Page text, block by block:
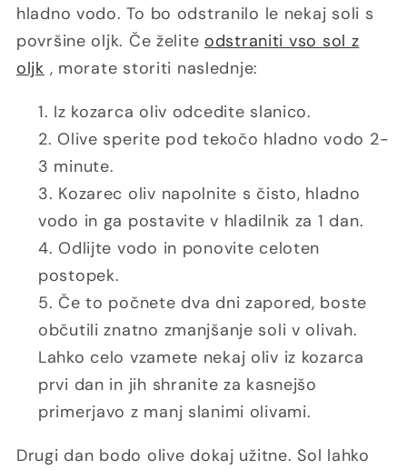
hladno vodo. To bo odstranilo le nekaj soli s
površine oljk. Če želite odstraniti vso sol z
oljk , morate storiti naslednje:
Iz kozarca oliv odcedite slanico.
Olive sperite pod tekočo hladno vodo 2-
3 minute.
Kozarec oliv napolnite s čisto, hladno
vodo in ga postavite v hladilnik za 1 dan.
Odlijte vodo in ponovite celoten
postopek.
Če to počnete dva dni zapored, boste
občutili znatno zmanjšanje soli v olivah.
Lahko celo vzamete nekaj oliv iz kozarca
prvi dan in jih shranite za kasnejšo
primerjavo z manj slanimi olivami.
Drugi dan bodo olive dokaj užitne. Sol lahko